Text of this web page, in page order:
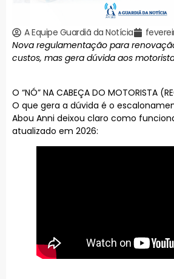
A Equipe Guardiã da Notícia
Nova regulamentação para
custos, mas gera dúvida aos
O “NÓ” NA CABEÇA DO MOTORISTA
O que gera a dúvida é o
Abou Anni deixou claro como
atualizado em 2026: